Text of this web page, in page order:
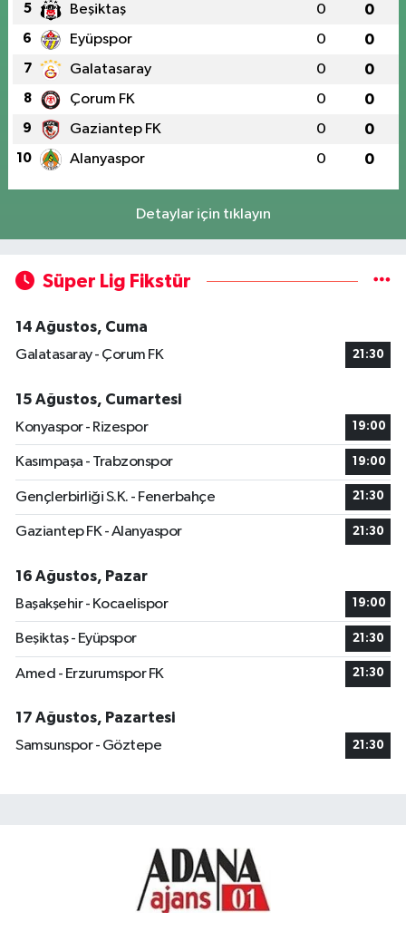
5 Beşiktaş 0 0
6 Eyüpspor 0 0
7 Galatasaray 0 0
8 Çorum FK 0 0
9 Gaziantep FK 0 0
10 Alanyaspor 0 0
Detaylar için tıklayın
Süper Lig Fikstür
14 Ağustos, Cuma
Galatasaray - Çorum FK
21:30
15 Ağustos, Cumartesi
Konyaspor - Rizespor
19:00
Kasımpaşa - Trabzonspor 19:00
Gençlerbirliği S.K. - Fenerbahçe 21:30
Gaziantep FK - Alanyaspor 21:30
16 Ağustos, Pazar
Başakşehir - Kocaelispor
19:00
Beşiktaş - Eyüpspor 21:30
Amed - Erzurumspor FK 21:30
17 Ağustos, Pazartesi
Samsunspor - Göztepe
21:30